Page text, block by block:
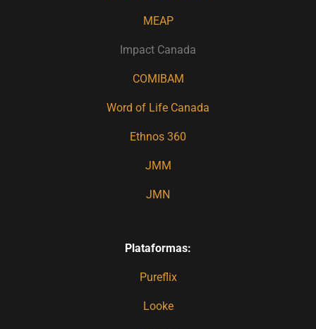
MEAP
Impact Canada
COMIBAM
Word of Life Canada
Ethnos 360
JMM
JMN
Plataformas:
Pureflix
Looke